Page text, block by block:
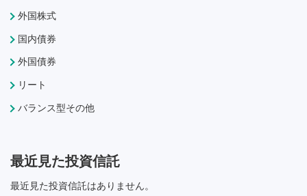
外国株式
国内債券
外国債券
リート
バランス型その他
最近見た投資信託
最近見た投資信託はありません。